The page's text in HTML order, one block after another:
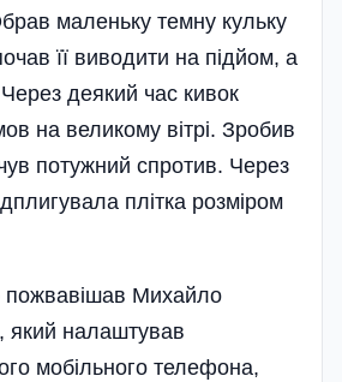
маленьку темну кульку
її виводити на підйом, а
деякий час кивок
на великому вітрі. Зробив
потужний спротив. Через
плітка розміром
пожвавішав Михайло
який налаштував
мобі­льного телефона,